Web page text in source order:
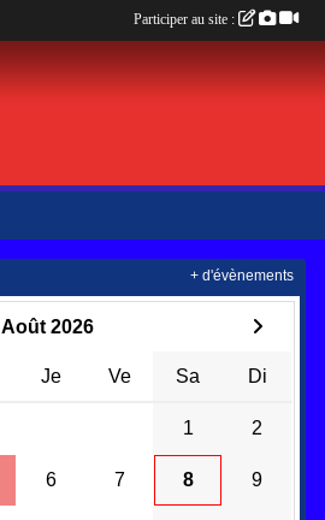
Août 2026
Je Ve Sa Di
1 2
6 7 8 9
+ d'évènements
Participer au site :